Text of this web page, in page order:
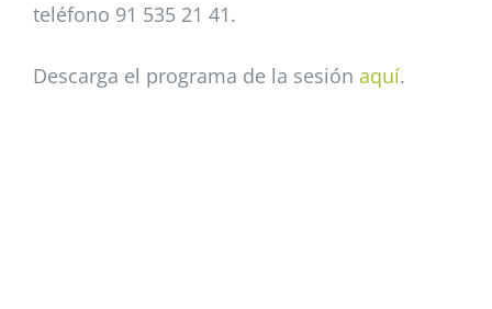
teléfono 91 535 21 41.
Descarga el programa de la sesión aquí.